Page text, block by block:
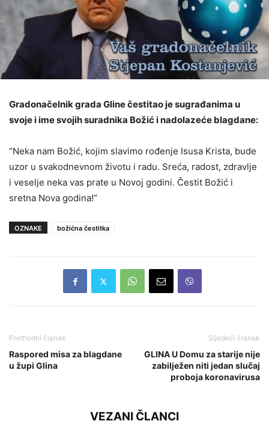
Gradonačelnik grada Gline čestitao je sugrađanima u
svoje i ime svojih suradnika Božić i nadolazeće blagdane:
“Neka nam Božić, kojim slavimo rođenje Isusa Krista, bude
uzor u svakodnevnom životu i radu. Sreća, radost, zdravlje
i veselje neka vas prate u Novoj godini. Čestit Božić i
sretna Nova godina!”
OZNAKE božićna čestitka
Prethodni članak
Raspored misa za blagdane
u župi Glina
Sljedeći članak
GLINA U Domu za starije nije
zabilježen niti jedan slučaj
proboja koronavirusa
VEZANI ČLANCI